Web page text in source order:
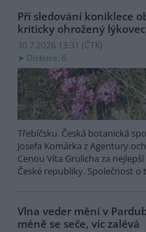
Při sledování koniklece
kriticky ohrožený
30.7.2026 13:31 (ČTK)
Diskuse: 6
Třebíčsku. Česká botanická
Josefa Komárka z Agentury
Cenou Víta Grulicha za
České republiky. Společnost o
Vlna veder mění v
méně se seče, víc zalévá